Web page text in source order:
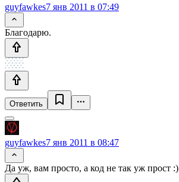
guyfawkes7 янв 2011 в 07:49
Благодарю.
Ответить
guyfawkes7 янв 2011 в 08:47
Да уж, вам просто, а код не так уж прост :)